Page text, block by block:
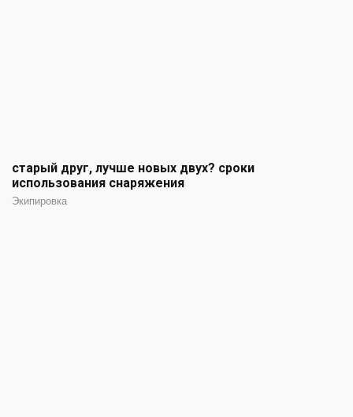
старый друг, лучше новых двух? сроки
использования снаряжения
Экипировка